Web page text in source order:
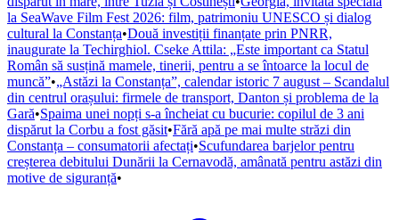
la SeaWave Film Fest 2026: film, patrimoniu UNESCO și dialog
cultural la Constanța•Două investiții finanțate prin PNRR,
inaugurate la Techirghiol. Cseke Attila: „Este important ca Statul
Român să susțină mamele, tinerii, pentru a se întoarce la locul de
muncă”•„Astăzi la Constanța”, calendar istoric 7 august – Scandalul
din centrul orașului: firmele de transport, Danton și problema de la
Gară•Spaima unei nopți s-a încheiat cu bucurie: copilul de 3 ani
dispărut la Corbu a fost găsit•Fără apă pe mai multe străzi din
Constanța – consumatorii afectați•Scufundarea barjelor pentru
creșterea debitului Dunării la Cernavodă, amânată pentru astăzi din
motive de siguranță•